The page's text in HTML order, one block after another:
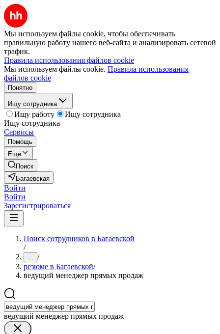
Мы используем файлы cookie, чтобы обеспечивать
правильную работу нашего веб-сайта и анализировать сетевой
трафик.
Правила использования файлов cookie
Мы используем файлы cookie. Правила использования
файлов cookie
Понятно
Ищу сотрудника
Ищу работу
Ищу сотрудника
Ищу сотрудника
Сервисы
Помощь
Ещё
Поиск
Багаевская
Войти
Войти
Зарегистрироваться
Поиск сотрудников в Багаевской
/
... /
резюме в Багаевской/
ведущий менеджер прямых продаж
ведущий менеджер прямых продаж